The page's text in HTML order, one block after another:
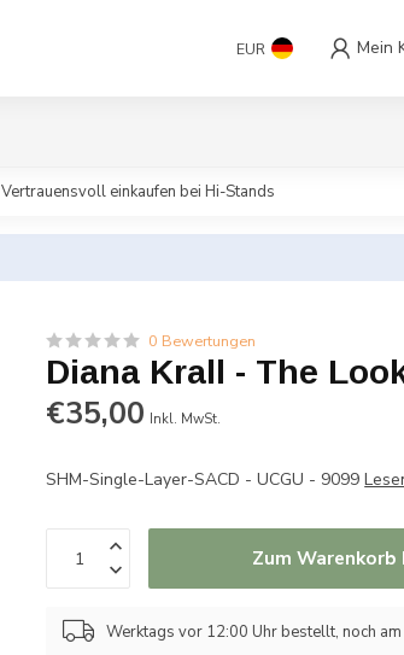
EUR Mein
Vertrauensvoll einkaufen bei Hi-Stands
0 Bewertungen
Diana Krall - The
€35,00 Inkl. MwSt.
SHM-Single-Layer-SACD - UCGU - 9099
Zum Warenkorb
Werktags vor 12:00 Uhr bestellt, noch